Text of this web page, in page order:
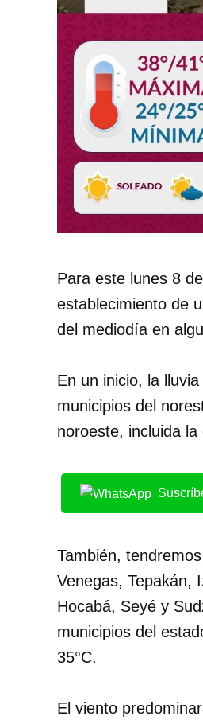
Para este lunes 8
establecimiento de
del mediodía en
En un inicio, la
municipios del
noroeste, incluida
También,
Venegas, Tepakán,
Hocabá, Seyé y
municipios del
35°C.
El viento